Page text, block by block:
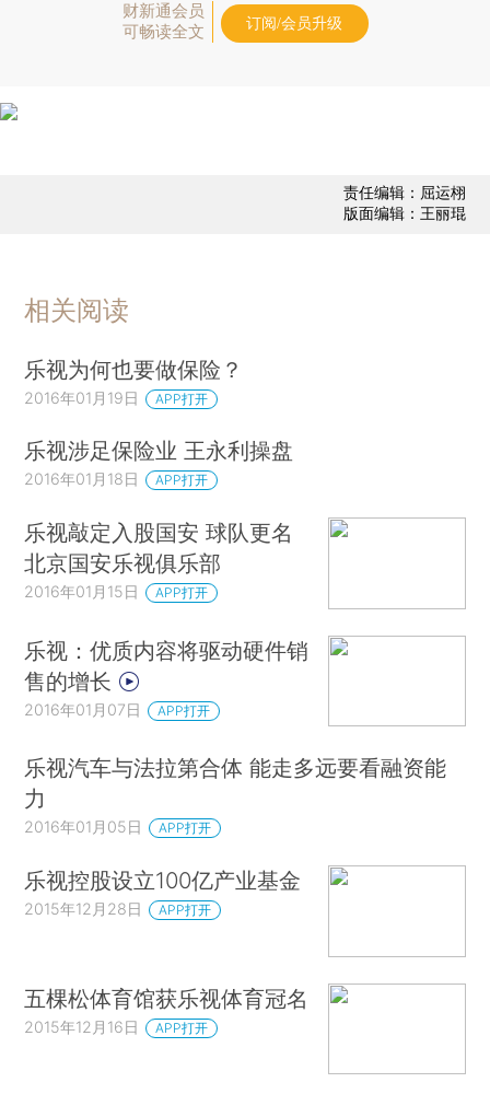
财新通会员
可畅读全文
订阅/会员升级
责任编辑：屈运栩
版面编辑：王丽琨
相关阅读
乐视为何也要做保险？
2016年01月19日 APP打开
乐视涉足保险业 王永利操盘
2016年01月18日 APP打开
乐视敲定入股国安 球队更名
北京国安乐视俱乐部
2016年01月15日 APP打开
乐视：优质内容将驱动硬件销
售的增长
2016年01月07日 APP打开
乐视汽车与法拉第合体 能走多远要看融资能
力
2016年01月05日 APP打开
乐视控股设立100亿产业基金
2015年12月28日 APP打开
五棵松体育馆获乐视体育冠名
2015年12月16日 APP打开